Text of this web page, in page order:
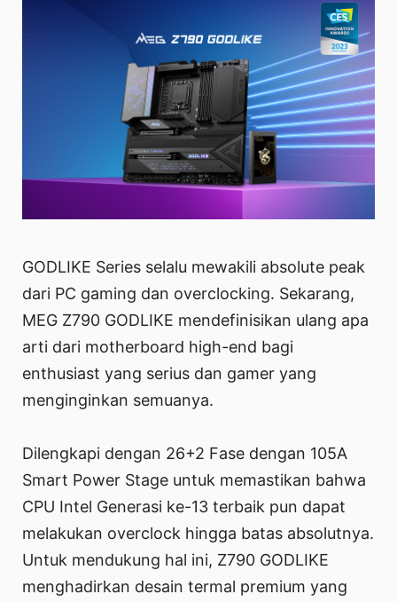
GODLIKE Series selalu mewakili absolute peak
dari PC gaming dan overclocking. Sekarang,
MEG Z790 GODLIKE mendefinisikan ulang apa
arti dari motherboard high-end bagi
enthusiast yang serius dan gamer yang
menginginkan semuanya.
Dilengkapi dengan 26+2 Fase dengan 105A
Smart Power Stage untuk memastikan bahwa
CPU Intel Generasi ke-13 terbaik pun dapat
melakukan overclock hingga batas absolutnya.
Untuk mendukung hal ini, Z790 GODLIKE
menghadirkan desain termal premium yang